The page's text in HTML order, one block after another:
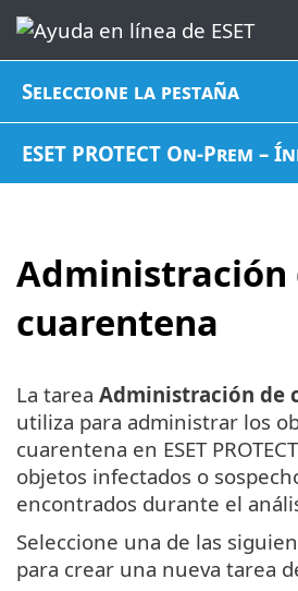
Seleccione la pestaña
ESET PROTECT On-Prem –
Administración
cuarentena
La tarea Administración de
utiliza para administrar los
cuarentena en ESET
objetos infectados o
encontrados durante el
Seleccione una de las
para crear una nueva tarea